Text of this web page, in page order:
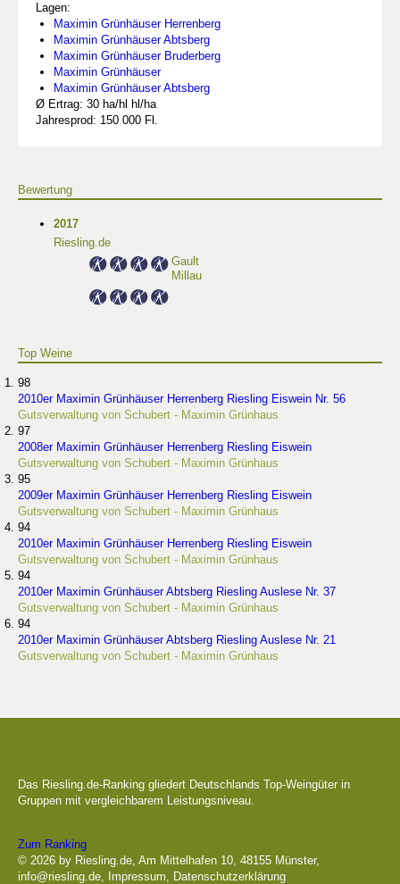
Lagen:
Maximin Grünhäuser Herrenberg
Maximin Grünhäuser Abtsberg
Maximin Grünhäuser Bruderberg
Maximin Grünhäuser
Maximin Grünhäuser Abtsberg
Ø Ertrag: 30 ha/hl hl/ha
Jahresprod: 150 000 Fl.
Bewertung
2017
Riesling.de
Gault
Millau
Top Weine
98
2010er Maximin Grünhäuser Herrenberg Riesling Eiswein Nr. 56
Gutsverwaltung von Schubert - Maximin Grünhaus
97
2008er Maximin Grünhäuser Herrenberg Riesling Eiswein
Gutsverwaltung von Schubert - Maximin Grünhaus
95
2009er Maximin Grünhäuser Herrenberg Riesling Eiswein
Gutsverwaltung von Schubert - Maximin Grünhaus
94
2010er Maximin Grünhäuser Herrenberg Riesling Eiswein
Gutsverwaltung von Schubert - Maximin Grünhaus
94
2010er Maximin Grünhäuser Abtsberg Riesling Auslese Nr. 37
Gutsverwaltung von Schubert - Maximin Grünhaus
94
2010er Maximin Grünhäuser Abtsberg Riesling Auslese Nr. 21
Gutsverwaltung von Schubert - Maximin Grünhaus
Das Riesling.de-Ranking gliedert Deutschlands Top-Weingüter in
Gruppen mit vergleichbarem Leistungsniveau.
Zum Ranking
© 2026 by Riesling.de, Am Mittelhafen 10, 48155 Münster,
info@riesling.de, Impressum, Datenschutzerklärung